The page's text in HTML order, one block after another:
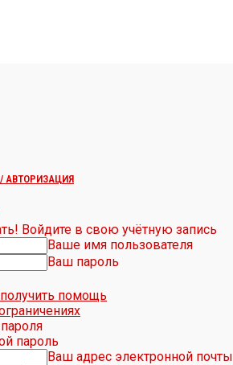
АВТОРИЗАЦИЯ
Войдите в свою учётную запись
Ваше имя пользователя
Ваш пароль
помощь
пароль
Ваш адрес электронной почты